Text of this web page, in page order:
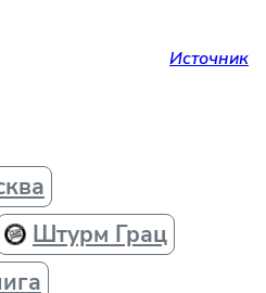
Источник
Штурм Грац